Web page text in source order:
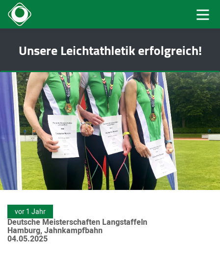
Unsere Leichtathletik erfolgreich!
vor 1 Jahr
Deutsche Meisterschaften Langstaffeln
Hamburg, Jahnkampfbahn
04.05.2025